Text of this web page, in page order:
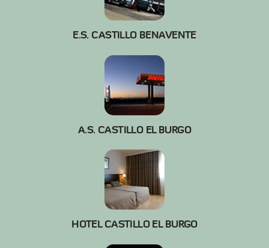
E.S. CASTILLO BENAVENTE
A.S. CASTILLO EL BURGO
HOTEL CASTILLO EL BURGO